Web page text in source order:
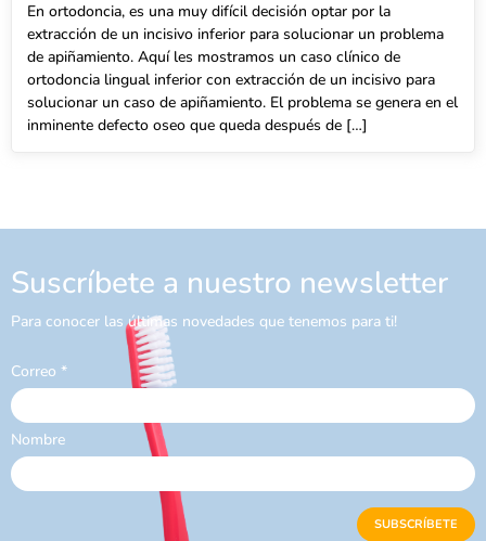
En ortodoncia, es una muy difícil decisión optar por la
extracción de un incisivo inferior para solucionar un problema
de apiñamiento. Aquí les mostramos un caso clínico de
ortodoncia lingual inferior con extracción de un incisivo para
solucionar un caso de apiñamiento. El problema se genera en el
inminente defecto oseo que queda después de […]
Suscríbete a nuestro newsletter
Para conocer las últimas novedades que tenemos para ti!
Correo *
Nombre